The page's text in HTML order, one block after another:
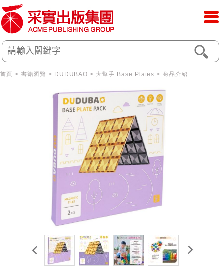
首頁 > 書籍瀏覽 > DUDUBAO > 大幫手 Base Plates > 商品介紹